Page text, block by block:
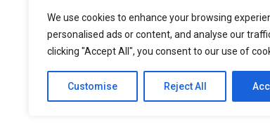
We use cookies to enhance your browsing
personalised ads or content, and analyse our
clicking "Accept All", you consent to our use of
Customise Reject All
nos atualizados face ao
níveis de eficiência e
nossa larga